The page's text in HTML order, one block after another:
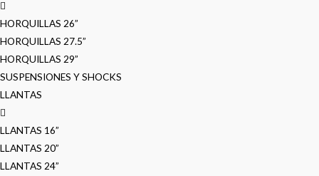
HORQUILLAS 26”
HORQUILLAS 27.5”
HORQUILLAS 29”
SUSPENSIONES Y SHOCKS
LLANTAS
LLANTAS 16”
LLANTAS 20”
LLANTAS 24”